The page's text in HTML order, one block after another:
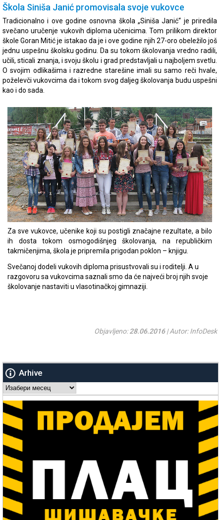
Škola Siniša Janić promovisala svoje vukovce
Tradicionalno i ove godine osnovna škola „Siniša Janić“ je priredila
svečano uručenje vukovih diploma učenicima. Tom prilikom direktor
škole Goran Mitić je istakao da je i ove godine njih 27-oro obeležilo još
jednu uspešnu školsku godinu. Da su tokom školovanja vredno radili,
učili, sticali znanja, i svoju školu i grad predstavljali u najboljem svetlu.
O svojim odlikašima i razredne starešine imali su samo reči hvale,
poželevči vukovcima da i tokom svog daljeg školovanja budu uspešni
kao i do sada.
Za sve vukovce, učenike koji su postigli značajne rezultate, a bilo
ih dosta tokom osmogodišnjeg školovanja, na republičkim
takmičenjima, škola je pripremila prigodan poklon – knjigu.
Svečanoj dodeli vukovih diploma prisustvovali su i roditelji. A u
razgovoru sa vukovcima saznali smo da će najveći broj njih svoje
školovanje nastaviti u vlasotinačkoj gimnaziji.
Objavljeno:28.06.2016| Autor: InfoDesk
Arhive
Arhive